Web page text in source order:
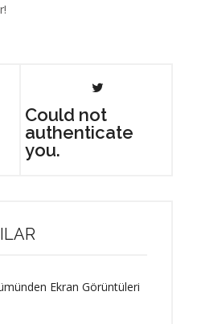
Could not
authenticate
you.
Ekran Görüntüleri